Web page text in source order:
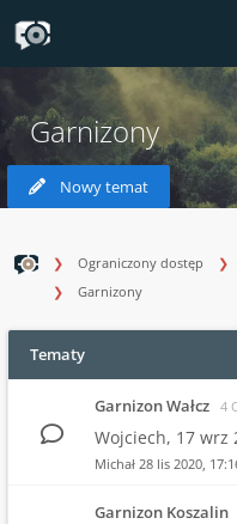
Garnizony
Nowy temat
Ograniczony dostęp
Garnizony
Tematy
Garnizon Wałcz 4
Wojciech, 17 wrz
Michał 28 lis 2020,
Garnizon Koszalin